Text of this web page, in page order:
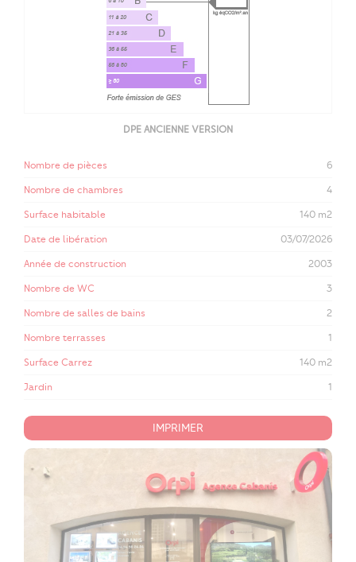
DPE ANCIENNE VERSION
Nombre de pièces 6
Nombre de chambres 4
Surface habitable 140 m2
Date de libération 03/07/2026
Année de construction 2003
Nombre de WC 3
Nombre de salles de bains 2
Nombre terrasses 1
Surface Carrez 140 m2
Jardin 1
IMPRIMER